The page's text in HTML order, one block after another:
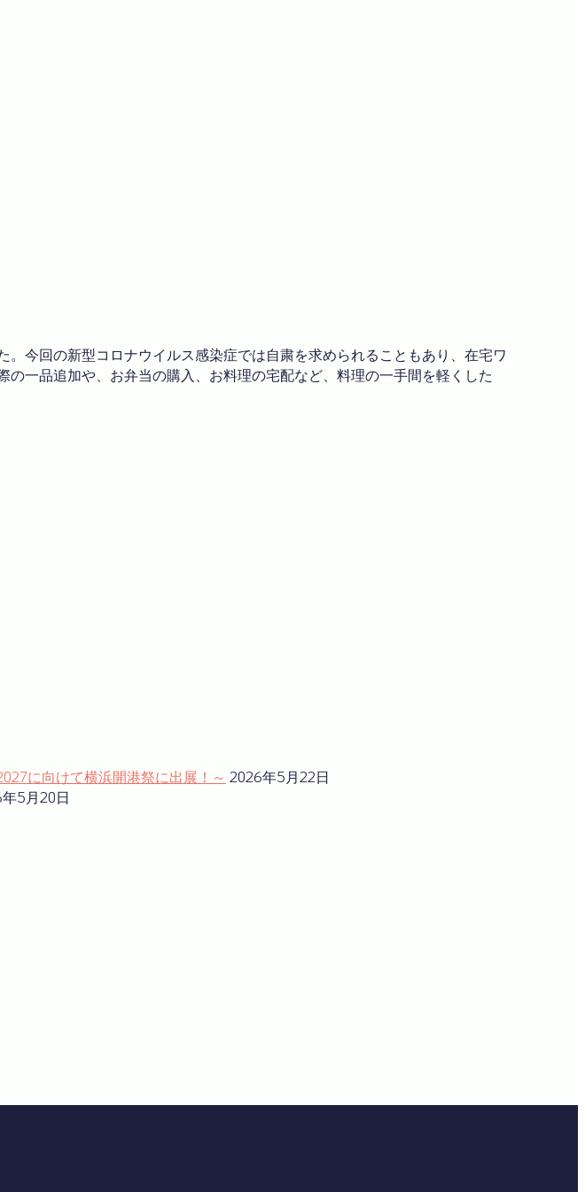
今回の新型コロナウイルス感染症では自粛を求められることもあり、在宅ワ
一品追加や、お弁当の購入、お料理の宅配など、料理の一手間を軽くした
に向けて横浜開港祭に出展！～ 2026年5月22日
5月20日